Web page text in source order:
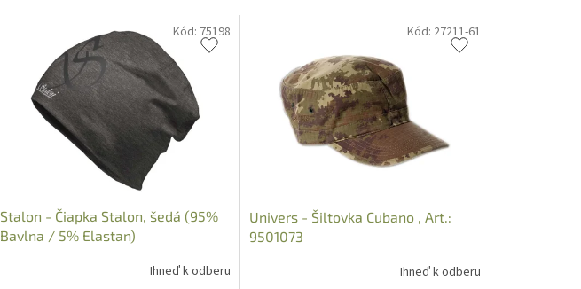
Stalon - Čiapka Stalon, šedá (95%
Bavlna / 5% Elastan)
Ihneď k odberu
Kód: 75198
Univers - Šiltovka Cubano , Art.:
9501073
Ihneď k odberu
Kód: 27211-61